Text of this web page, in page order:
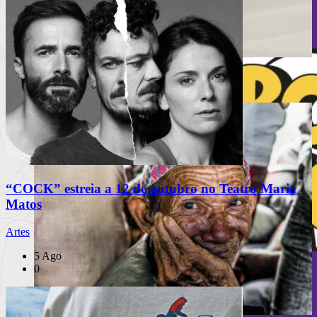
Festival Mental celebra 10 anos
“COCK” estreia a 12 de outubro no Teatro Maria
Matos
Artes
5 Ago
0
À escuta na Rua